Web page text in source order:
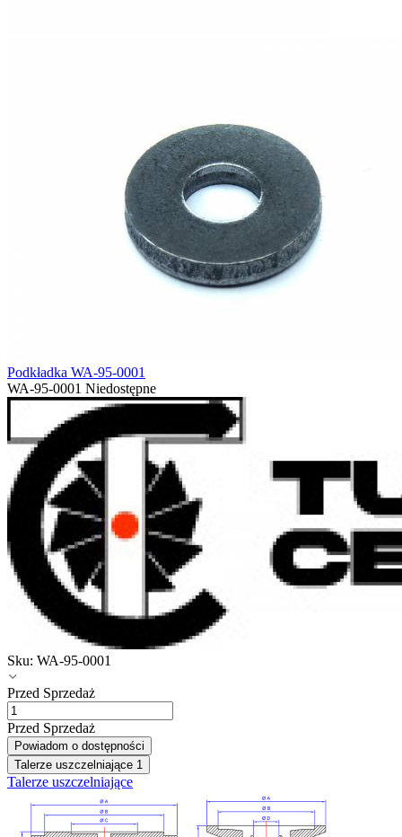
Podkładka WA-95-0001
WA-95-0001 Niedostępne
Sku: WA-95-0001
Przed Sprzedaż
Przed Sprzedaż
Powiadom o dostępności
Talerze uszczelniające 1
Talerze uszczelniające